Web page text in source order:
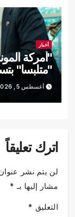
أخبار
"أمركة
"متلبسا"
أغسطس 5, 2026
اترك تعليقاً
لن يتم نشر
مشار إليها بـ *
التعليق *